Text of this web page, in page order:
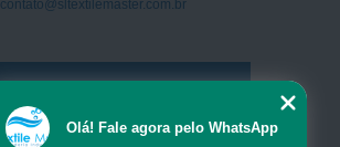
contato@sltextilemaster.com.br
Olá! Fale agora pelo WhatsApp